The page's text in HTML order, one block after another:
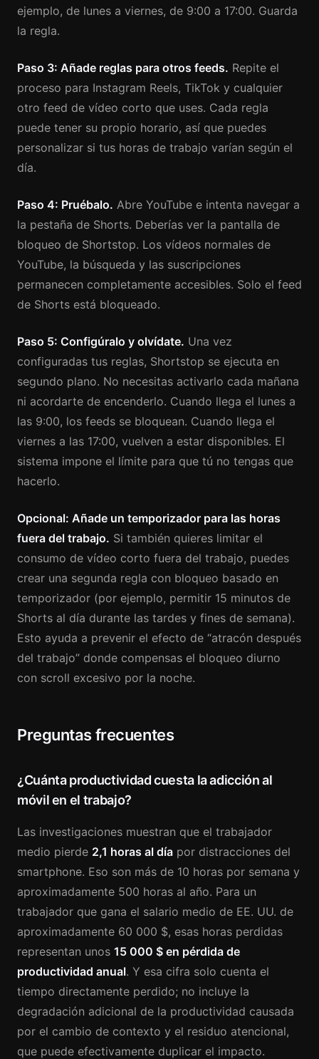
ejemplo, de lunes a viernes, de 9:00 a 17:00. Guarda
la regla.
Paso 3: Añade reglas para otros feeds. Repite el
proceso para Instagram Reels, TikTok y cualquier
otro feed de vídeo corto que uses. Cada regla
puede tener su propio horario, así que puedes
personalizar si tus horas de trabajo varían según el
día.
Paso 4: Pruébalo. Abre YouTube e intenta navegar a
la pestaña de Shorts. Deberías ver la pantalla de
bloqueo de Shortstop. Los vídeos normales de
YouTube, la búsqueda y las suscripciones
permanecen completamente accesibles. Solo el feed
de Shorts está bloqueado.
Paso 5: Configúralo y olvídate. Una vez
configuradas tus reglas, Shortstop se ejecuta en
segundo plano. No necesitas activarlo cada mañana
ni acordarte de encenderlo. Cuando llega el lunes a
las 9:00, los feeds se bloquean. Cuando llega el
viernes a las 17:00, vuelven a estar disponibles. El
sistema impone el límite para que tú no tengas que
hacerlo.
Opcional: Añade un temporizador para las horas
fuera del trabajo. Si también quieres limitar el
consumo de vídeo corto fuera del trabajo, puedes
crear una segunda regla con bloqueo basado en
temporizador (por ejemplo, permitir 15 minutos de
Shorts al día durante las tardes y fines de semana).
Esto ayuda a prevenir el efecto de “atracón después
del trabajo” donde compensas el bloqueo diurno
con scroll excesivo por la noche.
Preguntas frecuentes
¿Cuánta productividad cuesta la adicción al
móvil en el trabajo?
Las investigaciones muestran que el trabajador
medio pierde 2,1 horas al día por distracciones del
smartphone. Eso son más de 10 horas por semana y
aproximadamente 500 horas al año. Para un
trabajador que gana el salario medio de EE. UU. de
aproximadamente 60 000 $, esas horas perdidas
representan unos 15 000 $ en pérdida de
productividad anual. Y esa cifra solo cuenta el
tiempo directamente perdido; no incluye la
degradación adicional de la productividad causada
por el cambio de contexto y el residuo atencional,
que puede efectivamente duplicar el impacto.